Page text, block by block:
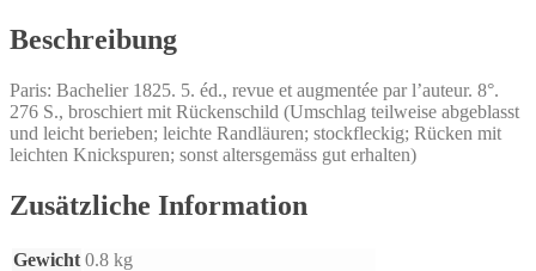
Beschreibung
Paris: Bachelier 1825. 5. éd., revue et augmentée par l’auteur. 8°.
276 S., broschiert mit Rückenschild (Umschlag teilweise abgeblasst
und leicht berieben; leichte Randläuren; stockfleckig; Rücken mit
leichten Knickspuren; sonst altersgemäss gut erhalten)
Zusätzliche Information
Gewicht 0.8 kg